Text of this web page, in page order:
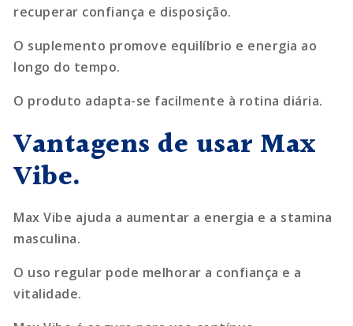
recuperar confiança e disposição.
O suplemento promove equilíbrio e energia ao
longo do tempo.
O produto adapta-se facilmente à rotina diária.
Vantagens de usar Max
Vibe.
Max Vibe ajuda a aumentar a energia e a stamina
masculina.
O uso regular pode melhorar a confiança e a
vitalidade.